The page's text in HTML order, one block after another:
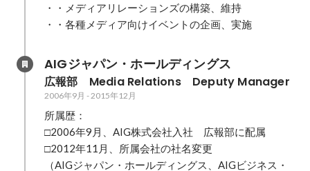
・・メディアリレーションズの構築、維持
・・各種メディア向けイベントの企画、実施
AIGジャパン・ホールディングス
広報部　Media Relations　Deputy Manager
2006年9月 -2015年12月
所属歴：
□2006年9月、AIG株式会社入社　広報部に配属
□2012年11月、所属会社の社名変更
（AIGジャパン・ホールディングス、AIGビジネス・